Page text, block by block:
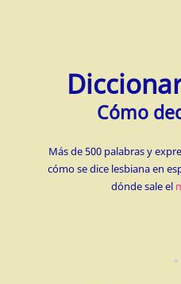
Cómo
Más de 500 palabras y
cómo se dice lesbiana en
dónde sale el